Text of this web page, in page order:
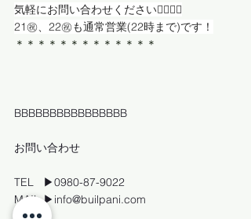
気軽にお問い合わせください💁‍♀️💁‍♀️
21㊗️、22㊗️も通常営業(22時まで)です！
＊＊＊＊＊＊＊＊＊＊＊＊＊
BBBBBBBBBBBBBBBB
お問い合わせ
TEL   ▶0980-87-9022
MAIL ▶info@builpani.com